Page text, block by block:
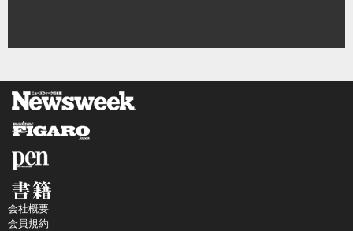
会社概要
会員規約